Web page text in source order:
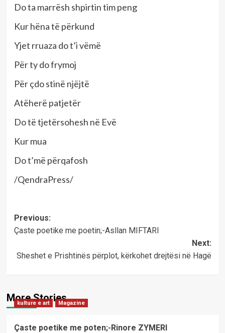
Do ta marrësh shpirtin tim peng
Kur hëna të përkund
Yjet rruaza do t’i vëmë
Për ty do frymoj
Për çdo stinë njëjtë
Atëherë patjetër
Do të tjetërsohesh në Evë
Kur mua
Do t’më përqafosh
/QendraPress/
Post
navigation
Previous:
Çaste poetike me poetin;-Asllan MIFTARI
Next:
Sheshet e Prishtinës përplot, kërkohet drejtësi në Hagë
More Stories
kulture e art Magazine
Çaste poetike me poten;-Rinore ZYMERI